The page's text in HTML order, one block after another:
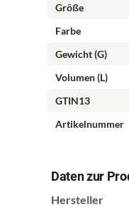
Größe
Farbe
Gewicht (g)
Volumen (l)
GTIN13
Artikelnummer
Daten zur
Hersteller